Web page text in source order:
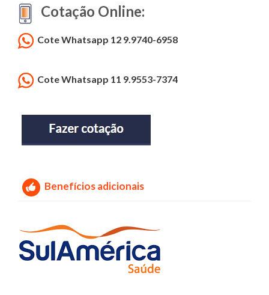
Cotação Online:
Cote Whatsapp 12 9.9740-6958
Cote Whatsapp 11 9.9553-7374
Benefícios adicionais